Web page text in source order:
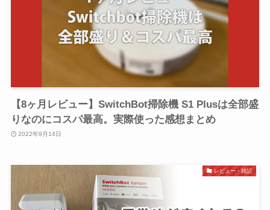
【8ヶ月レビュー】SwitchBot掃除機 S1 Plusは全部盛
りなのにコスパ最高。実際使った感想まとめ
2022年9月14日
レビュー・雑記